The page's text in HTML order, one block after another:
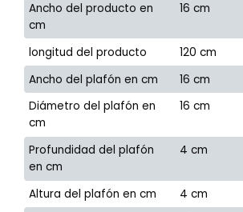
Ancho del producto en
cm
16 cm
longitud del producto
120 cm
Ancho del plafón en cm
16 cm
Diámetro del plafón en
cm
16 cm
Profundidad del plafón
en cm
4 cm
Altura del plafón en cm
4 cm